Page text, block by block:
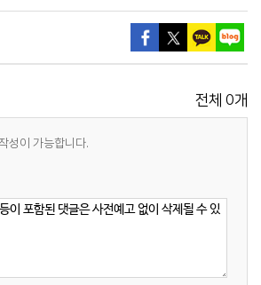
전체 0개
성이 가능합니다.